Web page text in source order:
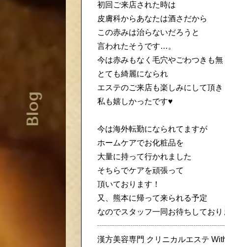
Blog
初回ご来店された時は
皮膚科からあなたは酒さだから
この赤みは治らないだろうと
言われたそうです…。
今は赤みもなく毛穴やごわつきも無
とても綺麗になられ
エステのご来店も楽しみにして頂き
私も嬉しかったです♥️
今は海外転勤になられてますが
ホームケアでお化粧品を
大量に持って行かれました
そちらでケアを頑張って
頂いております！
又、熊本に帰って来られる予定
なのでスタッフ一同お待ちしており
漢方美容専門 クリニカルエステ